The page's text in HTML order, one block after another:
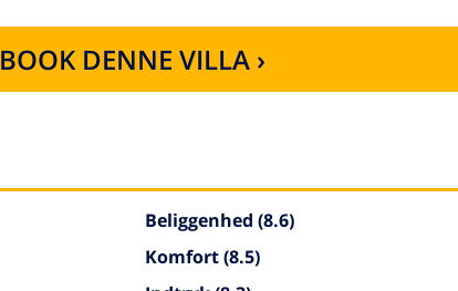
BOOK DENNE VILLA ›
Beliggenhed (8.6)
Komfort(8.5)